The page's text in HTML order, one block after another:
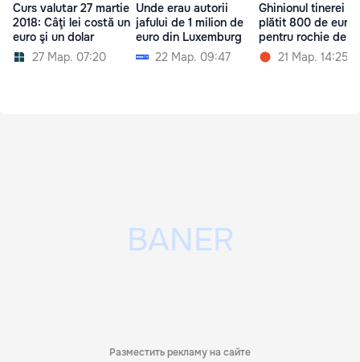
Curs valutar 27 martie
2018: Câţi lei costă un
euro şi un dolar
27 Мар. 07:20
Unde erau autorii
jafului de 1 milion de
euro din Luxemburg
22 Мар. 09:47
Ghinionul tinerei
plătit 800 de euro
pentru rochie de
21 Мар. 14:25
Разместить рекламу на сайте